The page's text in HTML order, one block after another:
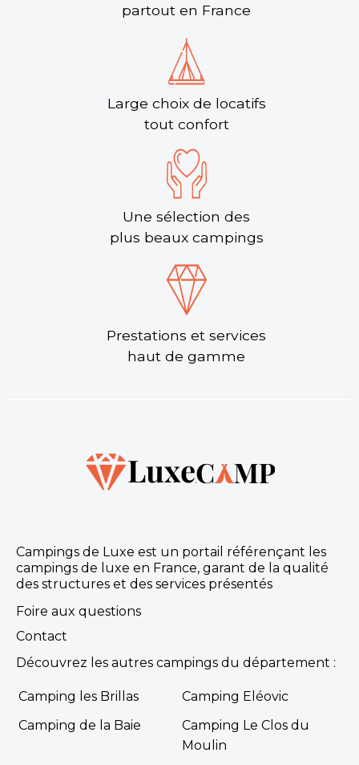
partout en France
Large choix de locatifs
tout confort
Une sélection des
plus beaux campings
Prestations et services
haut de gamme
Campings de Luxe est un portail référençant les
campings de luxe en France, garant de la qualité
des structures et des services présentés
Foire aux questions
Contact
Découvrez les autres campings du département :
Camping les Brillas
Camping Eléovic
Camping de la Baie
Camping Le Clos du
Moulin